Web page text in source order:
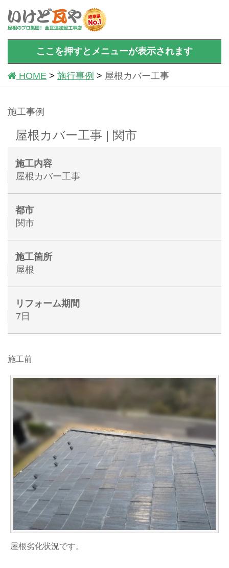
ここを押すとメニューが表示されます
HOME 施行事例 屋根カバー工事
施工事例
屋根カバー工事 | 関市
施工内容
屋根カバー工事
都市
関市
施工箇所
屋根
リフォーム期間
7日
施工前
屋根劣化状況です。